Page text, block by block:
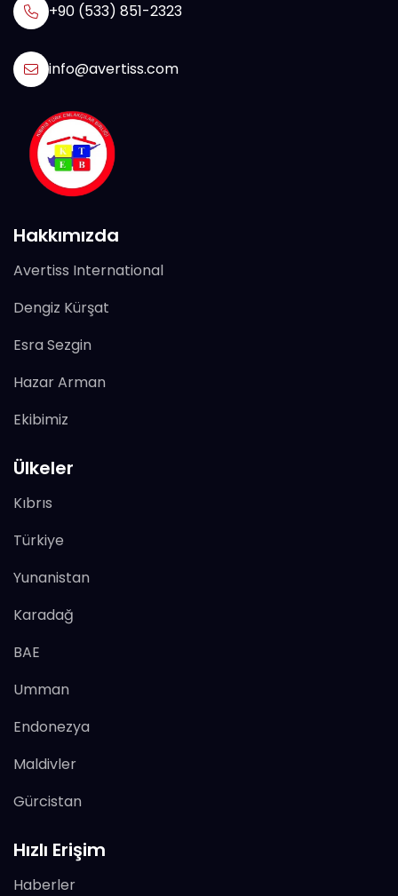
+90 (533) 851-2323
info@avertiss.com
Hakkımızda
Avertiss International
Dengiz Kürşat
Esra Sezgin
Hazar Arman
Ekibimiz
Ülkeler
Kıbrıs
Türkiye
Yunanistan
Karadağ
BAE
Umman
Endonezya
Maldivler
Gürcistan
Hızlı Erişim
Haberler